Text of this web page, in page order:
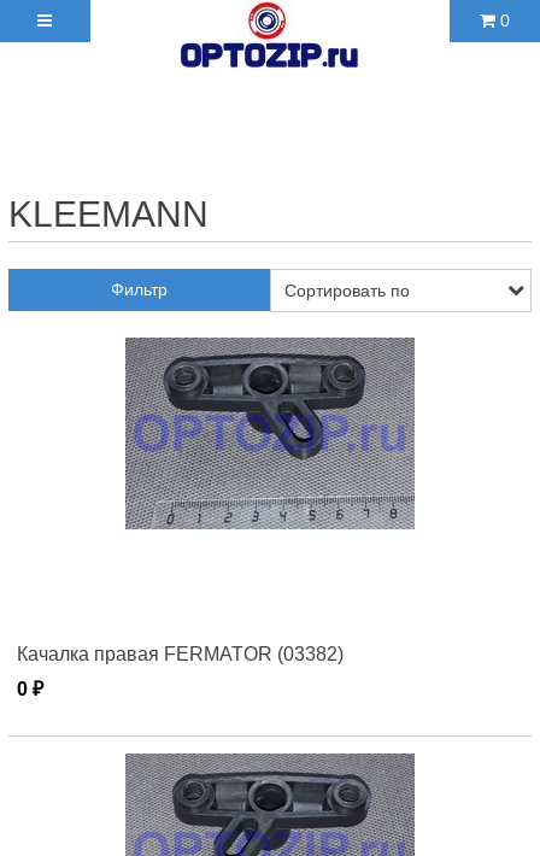
0
KLEEMANN
Фильтр
Качалка правая FERMATOR (03382)
0 ₽